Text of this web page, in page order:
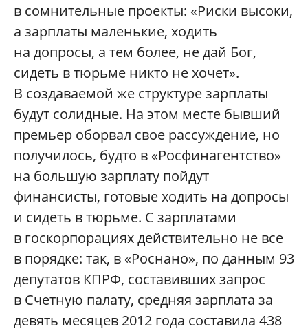
в сомнительные проекты: «Риски высоки,
а зарплаты маленькие, ходить
на допросы, а тем более, не дай Бог,
сидеть в тюрьме никто не хочет».
В создаваемой же структуре зарплаты
будут солидные. На этом месте бывший
премьер оборвал свое рассуждение, но
получилось, будто в «Росфинагентство»
на большую зарплату пойдут
финансисты, готовые ходить на допросы
и сидеть в тюрьме. С зарплатами
в госкорпорациях действительно не все
в порядке: так, в «Роснано», по данным 93
депутатов КПРФ, составивших запрос
в Счетную палату, средняя зарплата за
девять месяцев 2012 года составила 438